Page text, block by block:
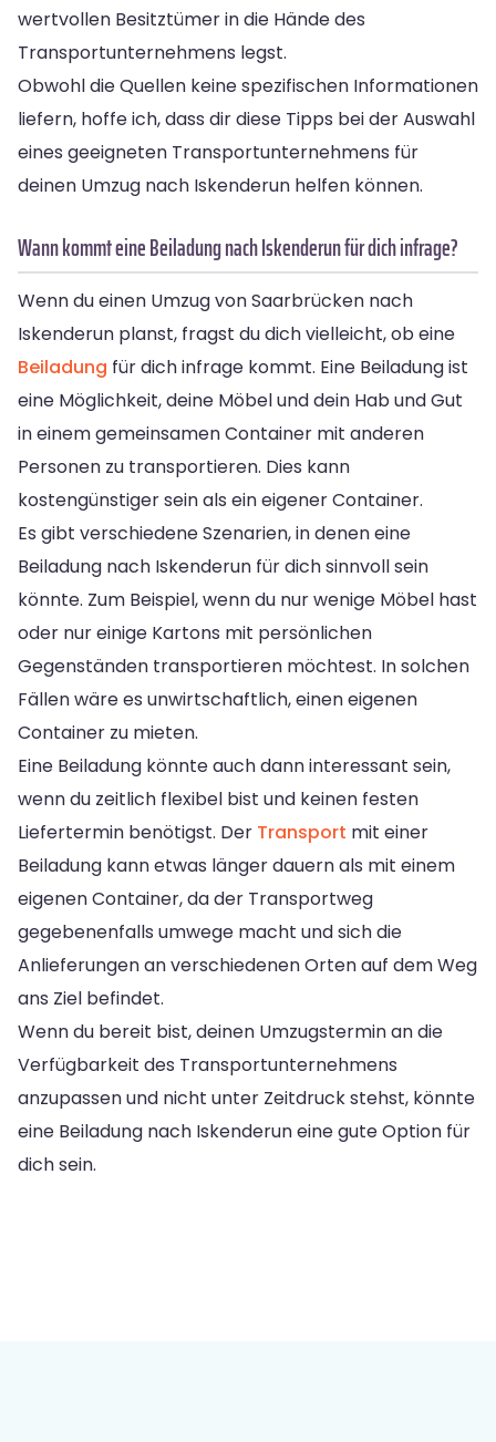
wertvollen Besitztümer in die Hände des
Transportunternehmens legst.
Obwohl die Quellen keine spezifischen Informationen
liefern, hoffe ich, dass dir diese Tipps bei der Auswahl
eines geeigneten Transportunternehmens für
deinen Umzug nach Iskenderun helfen können.
Wann kommt eine Beiladung nach Iskenderun für dich infrage?
Wenn du einen Umzug von Saarbrücken nach
Iskenderun planst, fragst du dich vielleicht, ob eine
Beiladung für dich infrage kommt. Eine Beiladung ist
eine Möglichkeit, deine Möbel und dein Hab und Gut
in einem gemeinsamen Container mit anderen
Personen zu transportieren. Dies kann
kostengünstiger sein als ein eigener Container.
Es gibt verschiedene Szenarien, in denen eine
Beiladung nach Iskenderun für dich sinnvoll sein
könnte. Zum Beispiel, wenn du nur wenige Möbel hast
oder nur einige Kartons mit persönlichen
Gegenständen transportieren möchtest. In solchen
Fällen wäre es unwirtschaftlich, einen eigenen
Container zu mieten.
Eine Beiladung könnte auch dann interessant sein,
wenn du zeitlich flexibel bist und keinen festen
Liefertermin benötigst. Der Transport mit einer
Beiladung kann etwas länger dauern als mit einem
eigenen Container, da der Transportweg
gegebenenfalls umwege macht und sich die
Anlieferungen an verschiedenen Orten auf dem Weg
ans Ziel befindet.
Wenn du bereit bist, deinen Umzugstermin an die
Verfügbarkeit des Transportunternehmens
anzupassen und nicht unter Zeitdruck stehst, könnte
eine Beiladung nach Iskenderun eine gute Option für
dich sein.